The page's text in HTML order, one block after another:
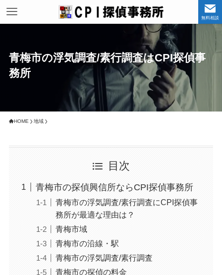
無料相談
青梅市の浮気調査/素行調査はCPI探偵事
務所
HOME 地域
目次
青梅市の探偵興信所ならCPI探偵事務所
青梅市の浮気調査/素行調査にCPI探偵事
務所が最適な理由は？
青梅市域
青梅市の沿線・駅
青梅市の浮気調査/素行調査
青梅市の探偵の料金